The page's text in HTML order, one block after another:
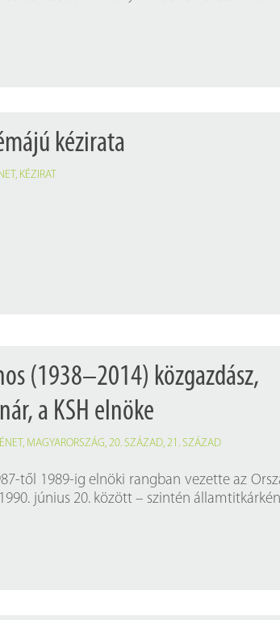
Próbahozzáférések Kitekintő
kézirata
, KÉZIRAT
(1938–2014) közgazdász,
a KSH elnöke
, MAGYARORSZÁG,20. SZÁZAD,21. SZÁZAD
től 1989-ig elnöki rangban vezette az
június 20. között – szintén